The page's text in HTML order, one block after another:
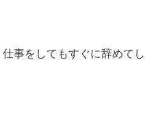
事をしてもすぐに辞めてし